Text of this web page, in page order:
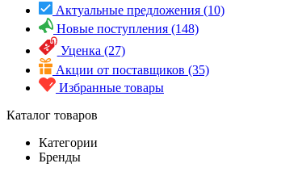
Актуальные предложения (10)
Новые поступления (148)
Уценка (27)
Акции от поставщиков (35)
Избранные товары
Каталог товаров
Категории
Бренды